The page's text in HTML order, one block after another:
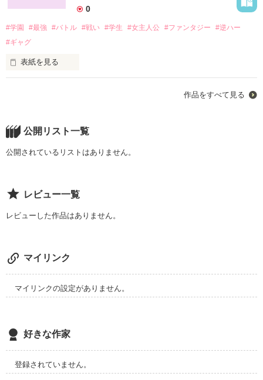
0
#学園 #最強 #バトル #戦い #学生 #女主人公 #ファンタジー
#逆ハー
#ギャグ
表紙を見る
しかし、空が小さい頃、その強大すぎるパワーを、両親が恐
れ、封印した。
学園バトルファンタジー！！
―――――――
ん。
読んでくれる読者様がいますので、できれば更新したいと思っ
ています。
作品をすべて見る
公開リスト一覧
公開されているリストはありません。
レビュー一覧
レビューした作品はありません。
マイリンク
マイリンクの設定がありません。
好きな作家
登録されていません。